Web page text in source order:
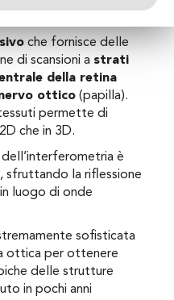
che fornisce delle
di scansioni a strati
della retina
ottico (papilla).
permette di
che in 3D.
è
sfruttando la riflessione
luogo di onde
sofisticata
ottica per ottenere
delle strutture
in pochi anni